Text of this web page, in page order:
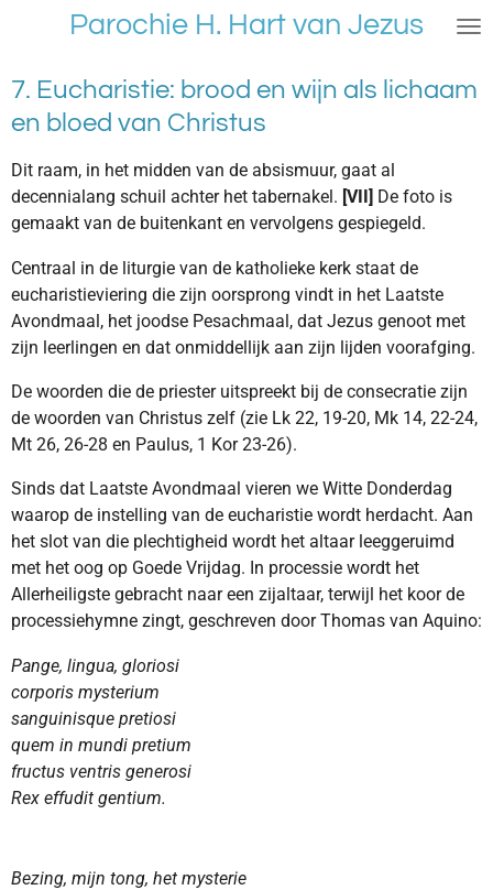
naar
de
hoofdinhoud
Parochie H. Hart van Jezus
7. Eucharistie: brood en wijn als lichaam
en bloed van Christus
Dit raam, in het midden van de absismuur, gaat al
decennialang schuil achter het tabernakel. [VII] De foto is
gemaakt van de buitenkant en vervolgens gespiegeld.
Centraal in de liturgie van de katholieke kerk staat de
eucharistieviering die zijn oorsprong vindt in het Laatste
Avondmaal, het joodse Pesachmaal, dat Jezus genoot met
zijn leerlingen en dat onmiddellijk aan zijn lijden voorafging.
De woorden die de priester uitspreekt bij de consecratie zijn
de woorden van Christus zelf (zie Lk 22, 19-20, Mk 14, 22-24,
Mt 26, 26-28 en Paulus, 1 Kor 23-26).
Sinds dat Laatste Avondmaal vieren we Witte Donderdag
waarop de instelling van de eucharistie wordt herdacht. Aan
het slot van die plechtigheid wordt het altaar leeggeruimd
met het oog op Goede Vrijdag. In processie wordt het
Allerheiligste gebracht naar een zijaltaar, terwijl het koor de
processiehymne zingt, geschreven door Thomas van Aquino:
Pange, lingua, gloriosi
corporis mysterium
sanguinisque pretiosi
quem in mundi pretium
fructus ventris generosi
Rex effudit gentium.
Bezing, mijn tong, het mysterie